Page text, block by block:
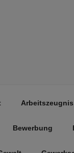
Arbeitszeugnis
Bewerbung